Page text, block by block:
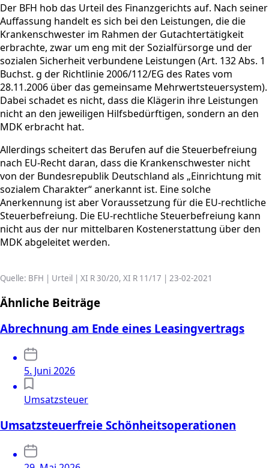
Der BFH hob das Urteil des Finanzgerichts auf. Nach seiner
Auffassung handelt es sich bei den Leistungen, die die
Krankenschwester im Rahmen der Gutachtertätigkeit
erbrachte, zwar um eng mit der Sozialfürsorge und der
sozialen Sicherheit verbundene Leistungen (Art. 132 Abs. 1
Buchst. g der Richtlinie 2006/112/EG des Rates vom
28.11.2006 über das gemeinsame Mehrwertsteuersystem).
Dabei schadet es nicht, dass die Klägerin ihre Leistungen
nicht an den jeweiligen Hilfsbedürftigen, sondern an den
MDK erbracht hat.
Allerdings scheitert das Berufen auf die Steuerbefreiung
nach EU-Recht daran, dass die Krankenschwester nicht
von der Bundesrepublik Deutschland als „Einrichtung mit
sozialem Charakter“ anerkannt ist. Eine solche
Anerkennung ist aber Voraussetzung für die EU-rechtliche
Steuerbefreiung. Die EU-rechtliche Steuerbefreiung kann
nicht aus der nur mittelbaren Kostenerstattung über den
MDK abgeleitet werden.
Quelle: BFH | Urteil | XI R 30/20, XI R 11/17 | 23-02-2021
Ähnliche Beiträge
Abrechnung am Ende eines Leasingvertrags
5. Juni 2026
Umsatzsteuer
Umsatzsteuerfreie Schönheitsoperationen